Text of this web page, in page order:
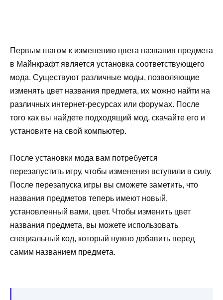
Первым шагом к изменению цвета названия предмета
в Майнкрафт является установка соответствующего
мода. Существуют различные моды, позволяющие
изменять цвет названия предмета, их можно найти на
различных интернет-ресурсах или форумах. После
того как вы найдете подходящий мод, скачайте его и
установите на свой компьютер.
После установки мода вам потребуется
перезапустить игру, чтобы изменения вступили в силу.
После перезапуска игры вы сможете заметить, что
названия предметов теперь имеют новый,
установленный вами, цвет. Чтобы изменить цвет
названия предмета, вы можете использовать
специальный код, который нужно добавить перед
самим названием предмета.